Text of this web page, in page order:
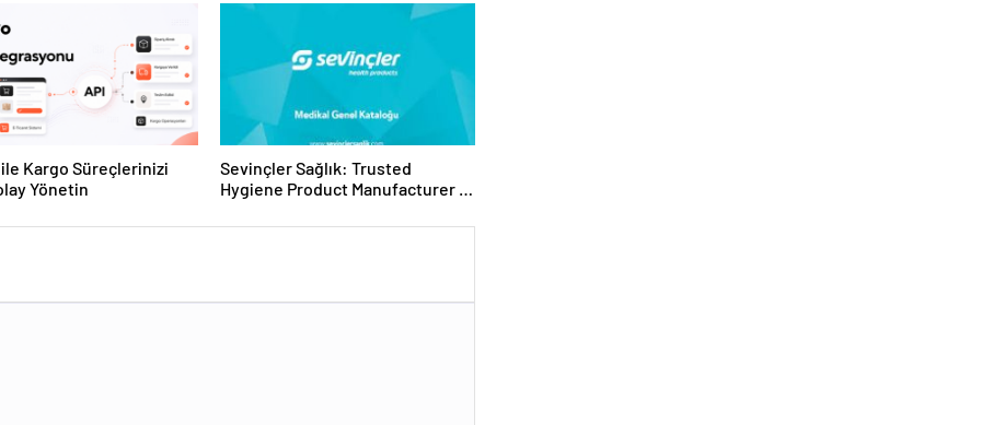
Kargo Süreçlerinizi
Yönetin
Sevinçler Sağlık: Trusted
Hygiene Product Manufacturer in